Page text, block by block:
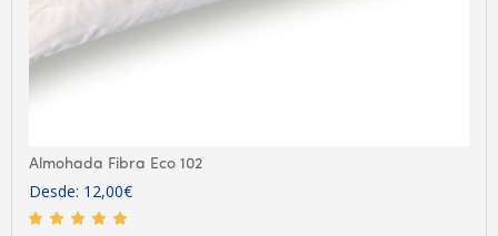
Almohada Fibra Eco 102
Desde: 12,00€